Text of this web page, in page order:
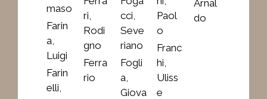
maso
Farin
a,
Luigi
Farin
elli,
ri,
Rodi
gno
Ferra
rio
cci,
Seve
riano
Fogli
a,
Giova
Paol
o
Franc
hi,
Uliss
e
Arnal
do